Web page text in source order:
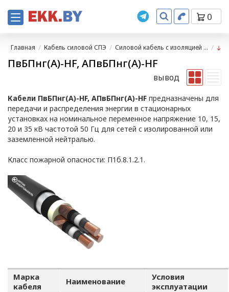
0
Главная Кабель силовой СПЭ Силовой кабель с изоляцией ...
ПвБПнг(А)-HF, АПвБПнг(А)-HF
вывод
Кабели ПвБПнг(А)-HF, АПвБПнг(А)-HF предназначены для
передачи и распределения энергии в стационарных
установках на номинальное переменное напряжение 10, 15,
20 и 35 кВ частотой 50 Гц для сетей с изолированной или
заземленной нейтралью.
Класс пожарной опасности: П1б.8.1.2.1.
Марка
кабеля
Наименование
Условия
эксплуатации